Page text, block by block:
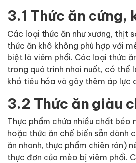
3.1 Thức ăn cứng,
Các loại thức ăn như xương, thịt
thức ăn khô không phù hợp với
biệt là viêm phổi. Các loại thức
trong quá trình nhai nuốt, có thể
khó tiêu hóa và gây thêm áp lực
3.2 Thức ăn giàu
Thực phẩm chứa nhiều chất béo
hoặc thức ăn chế biến sẵn dành
ăn nhanh, thực phẩm chiên rán)
thực đơn của mèo bị viêm phổi.